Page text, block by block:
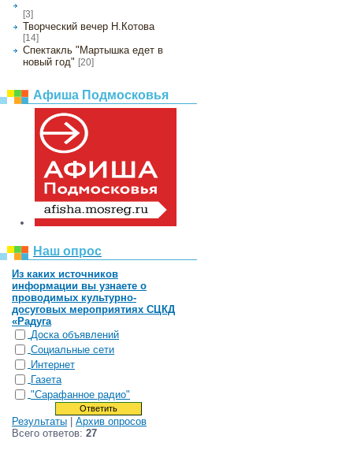
[3]
Творческий вечер Н.Котова
[14]
Спектакль "Мартышка едет в
новый год" [20]
Афиша Подмосковья
Наш опрос
Из каких источников
информации вы узнаете о
проводимых культурно-
досуговых мероприятиях СЦКД
«Радуга
Доска объявлений
Социальные сети
Интернет
Газета
"Сарафанное радио"
Результаты
Архив опросов
Всего ответов: 27